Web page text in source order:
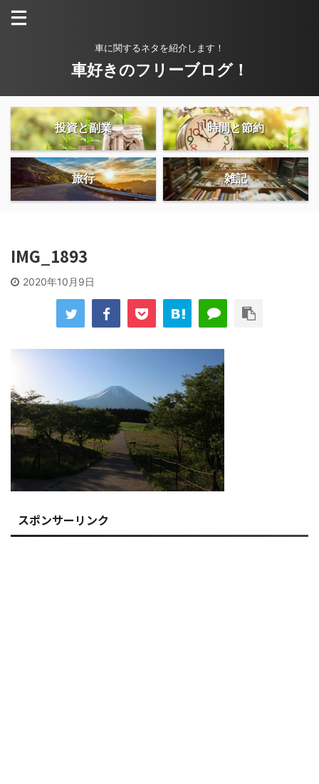
車に関するネタを紹介します！
車好きのフリーブログ！
投資と副業 時間と節約
旅行 雑記
IMG_1893
2020年10月9日
スポンサーリンク